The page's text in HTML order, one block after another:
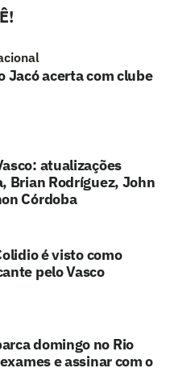
Jacó acerta com clube
atualizações
Brian Rodríguez, John
Córdoba
é visto como
pelo Vasco
domingo no Rio
e assinar com o